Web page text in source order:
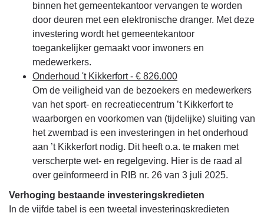
binnen het gemeentekantoor vervangen te worden
door deuren met een elektronische dranger. Met deze
investering wordt het gemeentekantoor
toegankelijker gemaakt voor inwoners en
medewerkers.
Onderhoud 't Kikkerfort - € 826.000
Om de veiligheid van de bezoekers en medewerkers
van het sport- en recreatiecentrum ’t Kikkerfort te
waarborgen en voorkomen van (tijdelijke) sluiting van
het zwembad is een investeringen in het onderhoud
aan ’t Kikkerfort nodig. Dit heeft o.a. te maken met
verscherpte wet- en regelgeving. Hier is de raad al
over geïnformeerd in RIB nr. 26 van 3 juli 2025.
Verhoging bestaande investeringskredieten
In de vijfde tabel is een tweetal investeringskredieten